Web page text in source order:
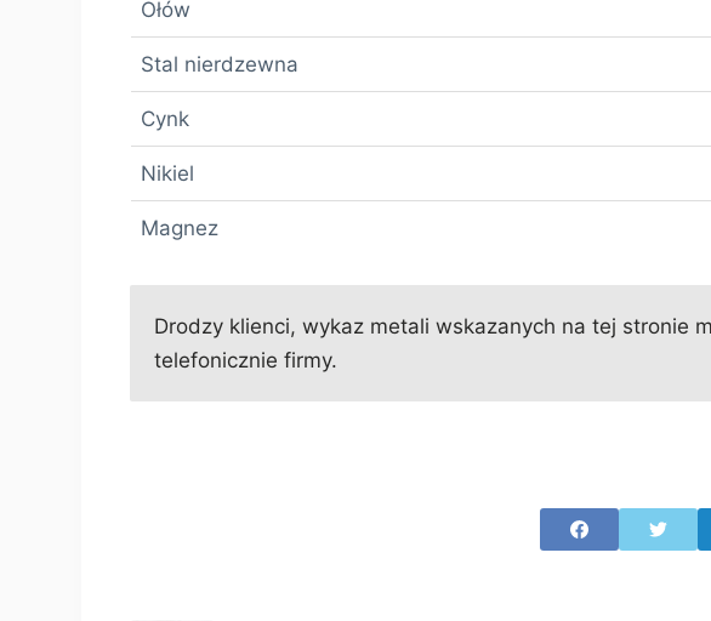
Ołów
Stal nierdzewna
Cynk
Nikiel
Magnez
Drodzy klienci, wykaz metali wskazanych na tej stronie
telefonicznie firmy.